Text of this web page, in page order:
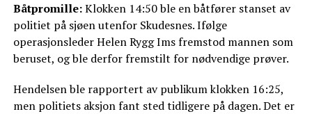
Båtpromille:Klokken 14:50 ble en båtfører stanset av
politiet på sjøen utenfor Skudesnes. Ifølge
operasjonsleder Helen Rygg Ims fremstod mannen som
beruset, og ble derfor fremstilt for nødvendige prøver.
Hendelsen ble rapportert av publikum klokken 16:25,
men politiets aksjon fant sted tidligere på dagen. Det er